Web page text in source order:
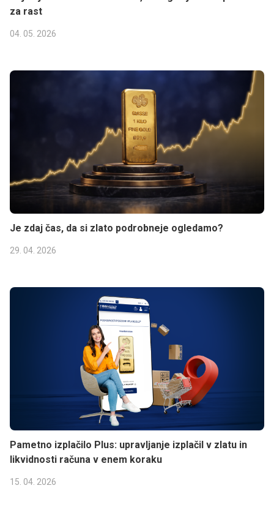
za rast
04. 05. 2026
Je zdaj čas, da si zlato podrobneje ogledamo?
29. 04. 2026
Pametno izplačilo Plus: upravljanje izplačil v zlatu in
likvidnosti računa v enem koraku
15. 04. 2026